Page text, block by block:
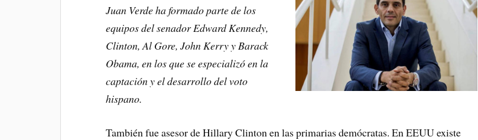
Juan Verde ha formado parte de los
equipos del senador Edward Kennedy,
Clinton, Al Gore, John Kerry y Barack
Obama, en los que se especializó en la
captación y el desarrollo del voto
hispano.
También fue asesor de Hillary Clinton en las primarias demócratas. En EEUU existe